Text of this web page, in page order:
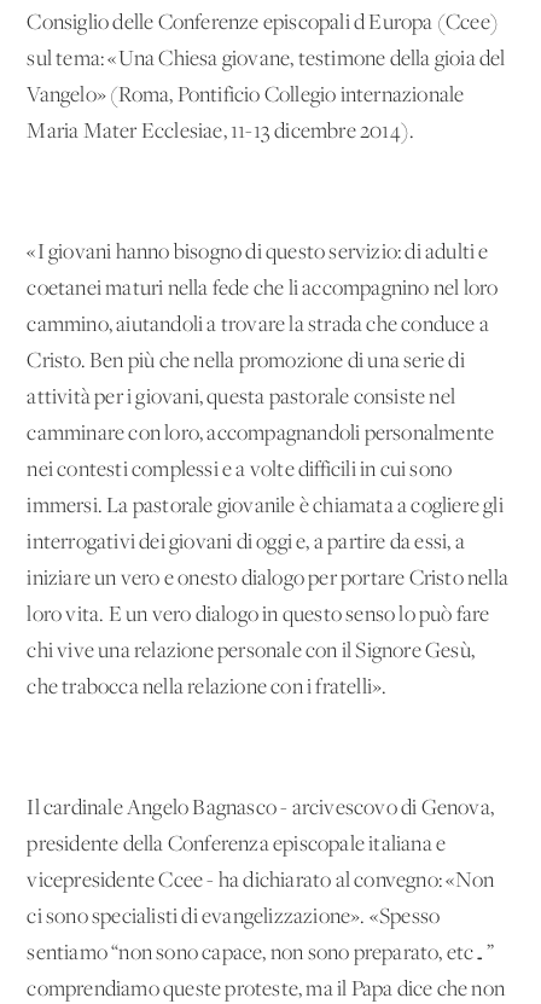
Consiglio delle Conferenze episcopali d'Europa (Ccee)
sul tema: «Una Chiesa giovane, testimone della gioia del
Vangelo» (Roma, Pontificio Collegio internazionale
Maria Mater Ecclesiae, 11-13 dicembre 2014).
«I giovani hanno bisogno di questo servizio: di adulti e
coetanei maturi nella fede che li accompagnino nel loro
cammino, aiutandoli a trovare la strada che conduce a
Cristo. Ben più che nella promozione di una serie di
attività per i giovani, questa pastorale consiste nel
camminare con loro, accompagnandoli personalmente
nei contesti complessi e a volte difficili in cui sono
immersi. La pastorale giovanile è chiamata a cogliere gli
interrogativi dei giovani di oggi e, a partire da essi, a
iniziare un vero e onesto dialogo per portare Cristo nella
loro vita. E un vero dialogo in questo senso lo può fare
chi vive una relazione personale con il Signore Gesù,
che trabocca nella relazione con i fratelli».
Il cardinale Angelo Bagnasco - arcivescovo di Genova,
presidente della Conferenza episcopale italiana e
vicepresidente Ccee - ha dichiarato al convegno: «Non
ci sono specialisti di evangelizzazione». «Spesso
sentiamo “non sono capace, non sono preparato, etc…”
comprendiamo queste proteste, ma il Papa dice che non